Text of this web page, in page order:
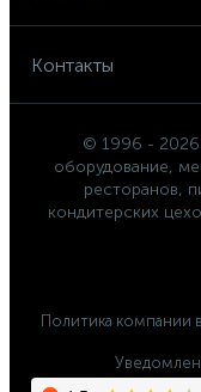
Контакты
© 1996 - 2026
оборудование,
ресторанов,
кондитерских
Политика компании